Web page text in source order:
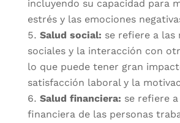
incluyendo su capacidad para
estrés y las emociones
Salud social: se refiere a las
sociales y la interacción con
lo que puede tener gran
satisfacción laboral y la
Salud financiera: se refiere
financiera de las personas